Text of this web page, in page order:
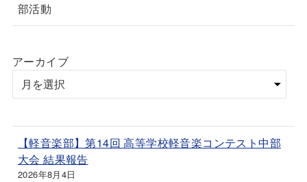
部活動
アーカイブ
【軽音楽部】第14回 高等学校軽音楽コンテスト中部
大会 結果報告
2026年8月4日